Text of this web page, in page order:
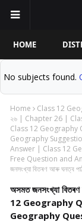
HOME
No subjects found.
Home Class 12
২৬ | Chapter 26 |
Class 12 Geography
Geography
Answer | Class 12
Free Question and
জনসংখ্যা বিতৰণ আৰু ঘনত্ব
অসমত জনসংখ্যা
12 Geography
Geography